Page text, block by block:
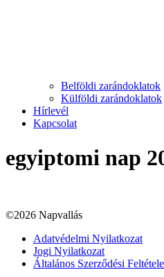
Belföldi zarándoklatok
Külföldi zarándoklatok
Hírlevél
Kapcsolat
egyiptomi nap
©2026 Napvallás
Adatvédelmi Nyilatkozat
Jogi Nyilatkozat
Általános Szerződési